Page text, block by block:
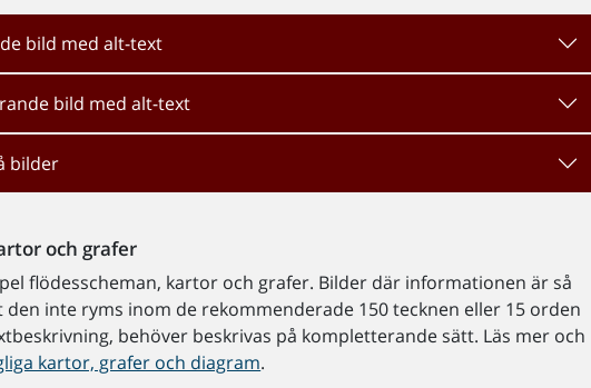
bild med alt-text
bild med alt-text
bilder
och grafer
flödesscheman, kartor och grafer. Bilder där informationen är så
inte ryms inom de rekommenderade 150 tecknen eller 15 orden
behöver beskrivas på kompletterande sätt. Läs mer och
kartor, grafer och diagram.